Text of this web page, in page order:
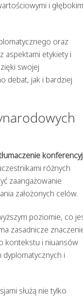
i
oraz
aspektami etykiety i
swojej
debat, jak i bardziej
różnych
zaangażowanie
założonych celów.
poziomie, co
zasadnicze
kontekstu i niuansów
i
służą nie tylko